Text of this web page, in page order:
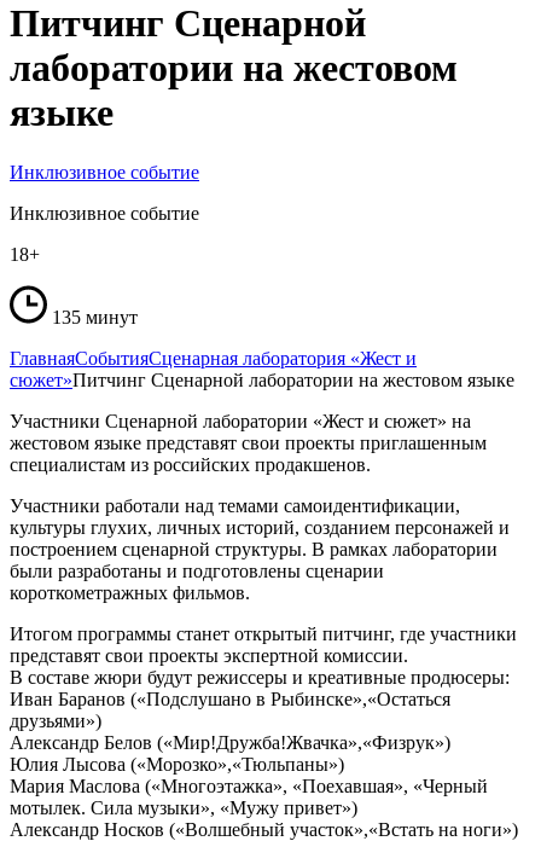
Питчинг Сценарной
лаборатории на жестовом
языке
Инклюзивное событие
Инклюзивное событие
18+
135 минут
ГлавнаяСобытияСценарная лаборатория «Жест и
сюжет»Питчинг Сценарной лаборатории на жестовом языке
Участники Сценарной лаборатории «Жест и сюжет» на
жестовом языке представят свои проекты приглашенным
специалистам из российских продакшенов.
Участники работали над темами самоидентификации,
культуры глухих, личных историй, созданием персонажей и
построением сценарной структуры. В рамках лаборатории
были разработаны и подготовлены сценарии
короткометражных фильмов.
Итогом программы станет открытый питчинг, где участники
представят свои проекты экспертной комиссии.
В составе жюри будут режиссеры и креативные продюсеры:
Иван Баранов («Подслушано в Рыбинске»,«Остаться
друзьями»)
Александр Белов («Мир!Дружба!Жвачка»,«Физрук»)
Юлия Лысова («Морозко»,«Тюльпаны»)
Мария Маслова («Многоэтажка», «Поехавшая», «Черный
мотылек. Сила музыки», «Мужу привет»)
Александр Носков («Волшебный участок»,«Встать на ноги»)